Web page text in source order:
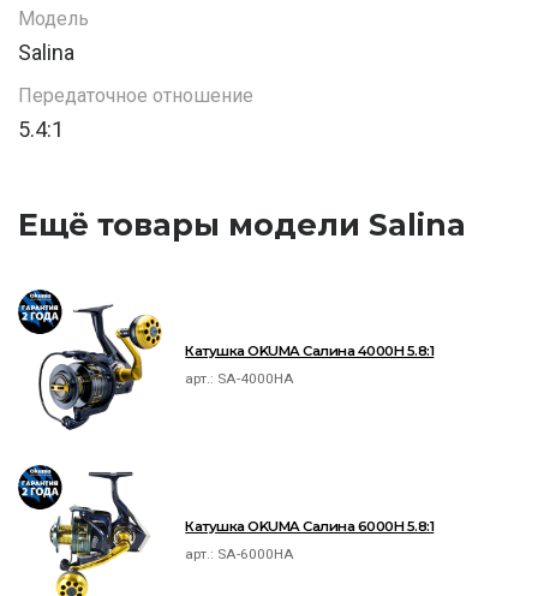
Модель
Salina
Передаточное отношение
5.4:1
Ещё товары модели Salina
Катушка OKUMA Салина 4000H 5.8:1
арт.: SA-4000HA
Катушка OKUMA Салина 6000H 5.8:1
арт.: SA-6000HA